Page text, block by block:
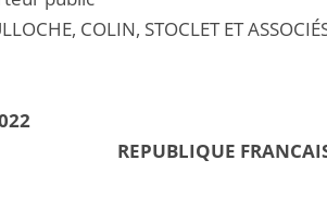
COLIN, STOCLET ET
REPUBLIQUE